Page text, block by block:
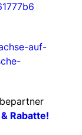
auf-
Rabatte!